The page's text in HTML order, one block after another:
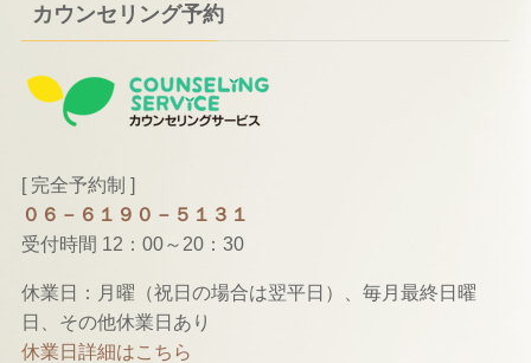
カウンセリング予約
[ 完全予約制 ]
０６－６１９０－５１３１
受付時間 12：00～20：30
休業日：月曜（祝日の場合は翌平日）、毎月最終日曜
日、その他休業日あり
休業日詳細はこちら